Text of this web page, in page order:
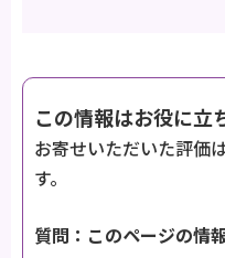
この情報はお役に立
お寄せいただいた評価
す。
質問：このページの情